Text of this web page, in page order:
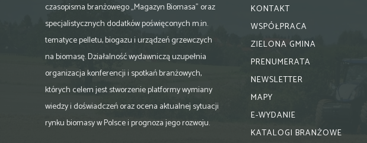
czasopisma branżowego „Magazyn Biomasa” oraz
specjalistycznych dodatków poświęconych m.in.
tematyce pelletu, biogazu i urządzeń grzewczych
na biomasę. Działalność wydawniczą uzupełnia
organizacja konferencji i spotkań branżowych,
których celem jest stworzenie platformy wymiany
wiedzy i doświadczeń oraz ocena aktualnej sytuacji
rynku biomasy w Polsce i prognoza jego rozwoju.
KONTAKT
WSPÓŁPRACA
ZIELONA GMINA
PRENUMERATA
NEWSLETTER
MAPY
E-WYDANIE
KATALOGI BRANŻOWE